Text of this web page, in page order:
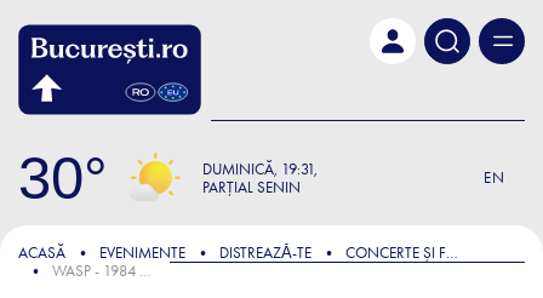
30 DUMINICĂ 19:31
PARȚIAL SENIN
EN
ACASĂ EVENIMENTE DISTREAZǍ-TE
CONCERTE ȘI FESTIVALURI
WASP - 1984 TO HEADLESS LA ARENELE ROMANE